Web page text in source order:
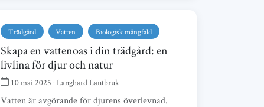
Trädgård Vatten Biologisk mångfald
Skapa en vattenoas i din trädgård: en
livlina för djur och natur
10 mai 2025 · Langhard Lantbruk
Vatten är avgörande för djurens överlevnad.